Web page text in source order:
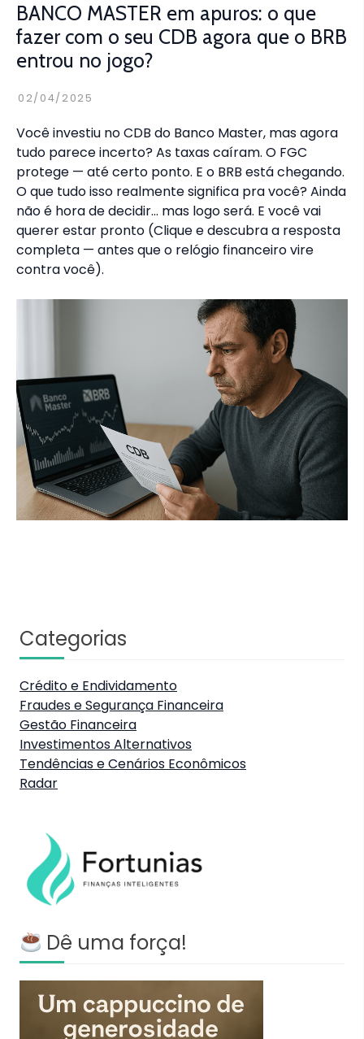
BANCO MASTER em apuros: o que
fazer com o seu CDB agora que o BRB
entrou no jogo?
02/04/2025
FERNANDO
MORETTI
Você investiu no CDB do Banco Master, mas agora
tudo parece incerto? As taxas caíram. O FGC
protege — até certo ponto. E o BRB está chegando.
O que tudo isso realmente significa pra você? Ainda
não é hora de decidir… mas logo será. E você vai
querer estar pronto (Clique e descubra a resposta
completa — antes que o relógio financeiro vire
contra você).
Categorias
Crédito e Endividamento
Fraudes e Segurança Financeira
Gestão Financeira
Investimentos Alternativos
Tendências e Cenários Econômicos
Radar
Dê uma força!